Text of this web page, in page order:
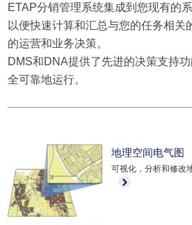
ETAP分销管理系统集成到您现有的系
以便快速计算和汇总与您的任务相关
的运营和业务决策。
DMS和DNA提供了先进的决策支持
全可靠地运行。
地理空间电气图
可视化，分析和修改